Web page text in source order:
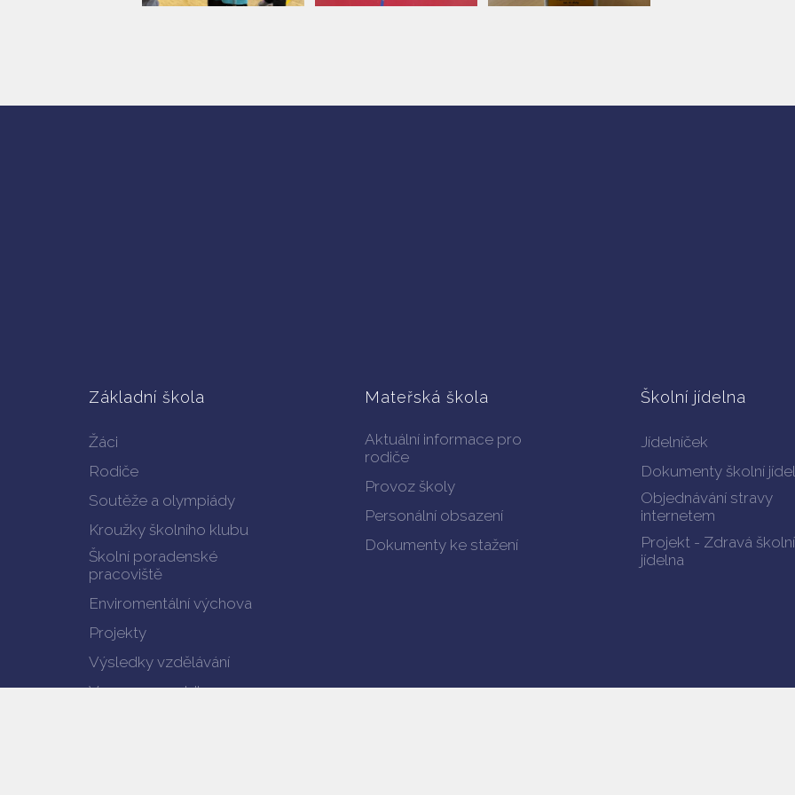
Základní škola
Žáci
Rodiče
Soutěže a olympiády
Kroužky školního klubu
Školní poradenské
pracoviště
Enviromentální výchova
Projekty
Výsledky vzdělávání
Verze pro mobil
Mateřská škola
Aktuální informace pro
rodiče
Provoz školy
Personální obsazení
Dokumenty ke stažení
Školní jídelna
Jídelníček
Dokumenty školní
Objednávání stravy
internetem
Projekt - Zdravá školní
jídelna